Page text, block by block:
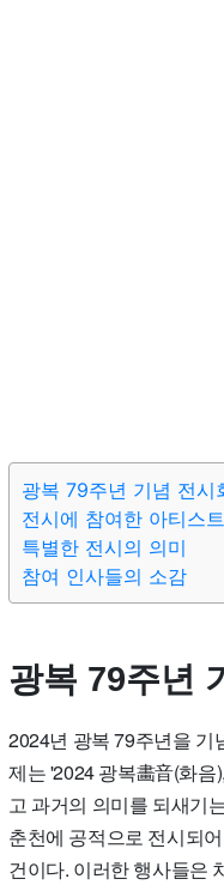
광복 79주년 기념 전시
전시에 참여한 아티스
특별한 전시의 의미
참여 인사들의 소감
광복 79주년
2024년 광복 79주년을 기
제는 '2024 광복畵音(화
고 과거의 의미를 되새기
춘천에 공적으로 전시되
건이다. 이러한 행사들은